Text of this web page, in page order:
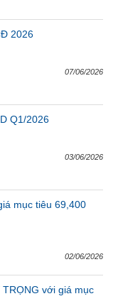
2026
07/06/2026
Q1/2026
03/06/2026
mục tiêu 69,400
02/06/2026
TRỌNG với giá mục
chỉ quỹ
quan Cổ đông lớn